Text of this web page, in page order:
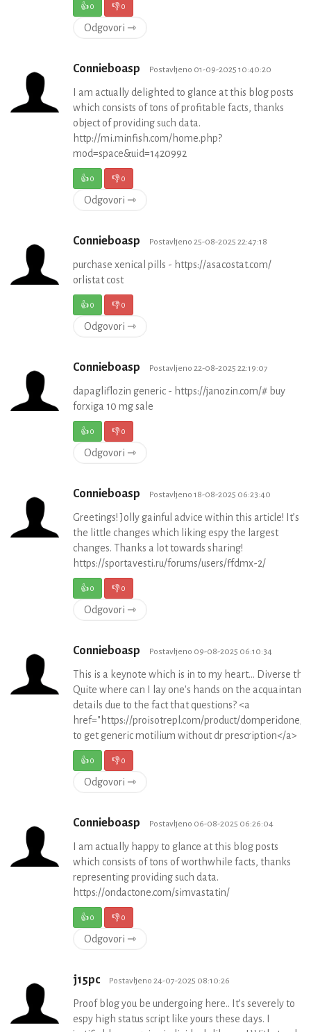
👍0 👎0
Odgovori ⇾
Connieboasp Postavljeno 01-09-2025 10:40:20
I am actually delighted to glance at this blog posts
which consists of tons of profitable facts, thanks
object of providing such data.
http://mi.minfish.com/home.php?
mod=space&uid=1420992
👍0 👎0
Odgovori ⇾
Connieboasp Postavljeno 25-08-2025 22:47:18
purchase xenical pills - https://asacostat.com/
orlistat cost
👍0 👎0
Odgovori ⇾
Connieboasp Postavljeno 22-08-2025 22:19:07
dapagliflozin generic - https://janozin.com/# buy
forxiga 10 mg sale
👍0 👎0
Odgovori ⇾
Connieboasp Postavljeno 18-08-2025 06:23:40
Greetings! Jolly gainful advice within this article! It’s
the little changes which liking espy the largest
changes. Thanks a lot towards sharing!
https://sportavesti.ru/forums/users/ffdmx-2/
👍0 👎0
Odgovori ⇾
Connieboasp Postavljeno 09-08-2025 06:10:34
This is a keynote which is in to my heart… Diverse
Quite where can I lay one's hands on the acquaintance
details due to the fact that questions? <a
href="https://proisotrepl.com/product/domperidone/
to get generic motilium without dr prescription</a>
👍0 👎0
Odgovori ⇾
Connieboasp Postavljeno 06-08-2025 06:26:04
I am actually happy to glance at this blog posts
which consists of tons of worthwhile facts, thanks
representing providing such data.
https://ondactone.com/simvastatin/
👍0 👎0
Odgovori ⇾
j15pc Postavljeno 24-07-2025 08:10:26
Proof blog you be undergoing here.. It’s severely to
espy high status script like yours these days. I